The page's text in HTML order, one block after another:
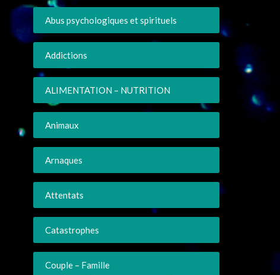
Abus psychologiques et spirituels
Addictions
ALIMENTATION – NUTRITION
Animaux
Arnaques
Attentats
Catastrophes
Couple – Famille